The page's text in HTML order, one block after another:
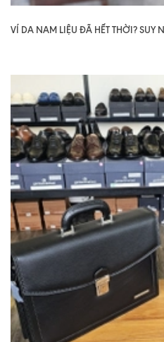
VÍ DA NAM LIỆU ĐÃ HẾT THỜI? SUY